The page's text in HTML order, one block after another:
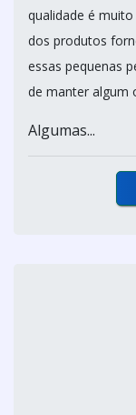
qualidade é
dos produtos
essas pequenas
de manter algum
Algumas...